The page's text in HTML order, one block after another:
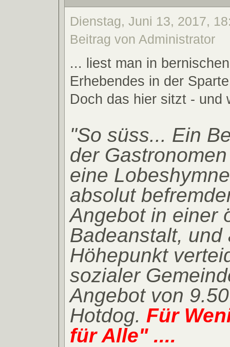
Dienstag, Juni 13, 2017,
Beitrag von Administrator
... liest man in
Erhebendes in der
Doch das hier sitzt - und
"So süss... Ein
der
eine
absolut
Angebot in einer
Badeanstalt, und
Höhepunkt
sozialer
Angebot von
Hotdog. Für
für Alle" ....